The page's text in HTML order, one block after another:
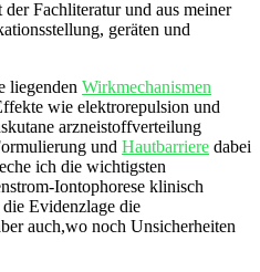
Fachliteratur und aus meiner
geräten und
liegenden Wirkmechanismen
wie ​elektrorepulsion und
arzneistoffverteilung
⁣und Hautbarriere dabei
ich die‍ wichtigsten
​klinisch⁣
Evidenzlage die
auch,wo noch‍ Unsicherheiten